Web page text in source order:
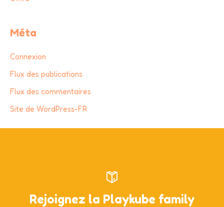
Méta
Connexion
Flux des publications
Flux des commentaires
Site de WordPress-FR
Rejoignez la Playkube family